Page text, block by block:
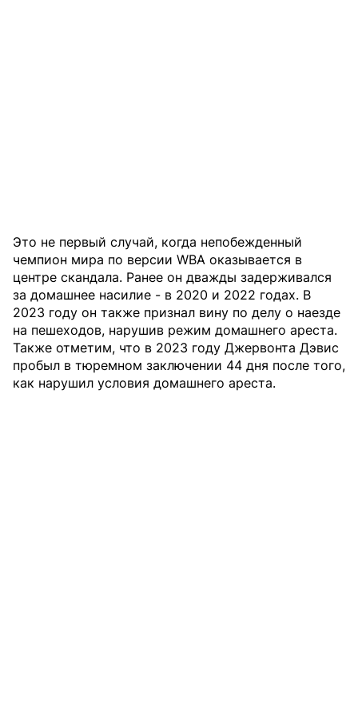
Это не первый случай, когда непобежденный
чемпион мира по версии WBA оказывается в
центре скандала. Ранее он дважды задерживался
за домашнее насилие - в 2020 и 2022 годах. В
2023 году он также признал вину по делу о наезде
на пешеходов, нарушив режим домашнего ареста.
Также отметим, что в 2023 году Джервонта Дэвис
пробыл в тюремном заключении 44 дня после того,
как нарушил условия домашнего ареста.